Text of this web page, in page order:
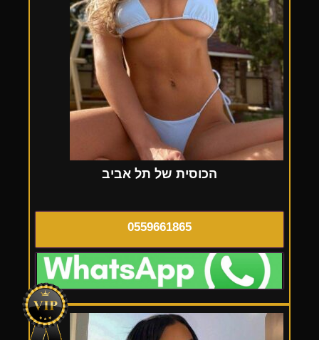
הכוסית של תל אביב
0559661865